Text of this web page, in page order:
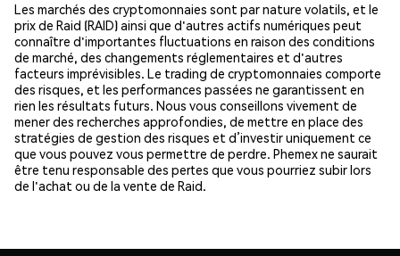
Les marchés des cryptomonnaies sont par nature volatils, et le
prix de Raid (RAID) ainsi que d'autres actifs numériques peut
connaître d'importantes fluctuations en raison des conditions
de marché, des changements réglementaires et d'autres
facteurs imprévisibles. Le trading de cryptomonnaies comporte
des risques, et les performances passées ne garantissent en
rien les résultats futurs. Nous vous conseillons vivement de
mener des recherches approfondies, de mettre en place des
stratégies de gestion des risques et d’investir uniquement ce
que vous pouvez vous permettre de perdre. Phemex ne saurait
être tenu responsable des pertes que vous pourriez subir lors
de l'achat ou de la vente de Raid.